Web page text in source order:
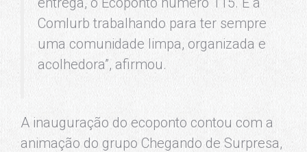
Comlurb trabalhando para ter sempre
uma comunidade limpa, organizada e
acolhedora”, afirmou.
A inauguração do ecoponto contou com a
animação do grupo Chegando de Surpresa,